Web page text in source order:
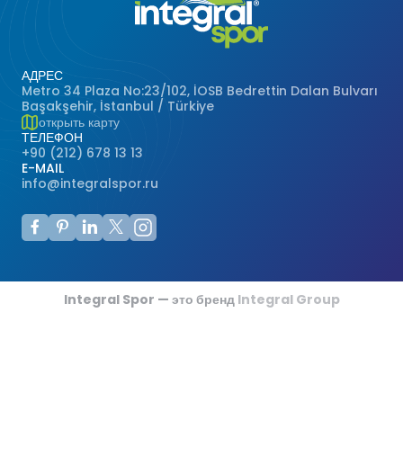
Хоккейные Поля
Бейсбольные Поля
Регби Поля
Бадминтонные Корты
Футзальные Корты
Американский Футбол
АДРЕС
Metro 34 Plaza No:23/102, İOSB Bedrettin Dalan Bulvarı
Başakşehir, İstanbul / Türkiye
открыть карту
ТЕЛЕФОН
+90 (212) 678 13 13
E-MAIL
info@integralspor.ru
Integral Spor — это бренд Integral Group